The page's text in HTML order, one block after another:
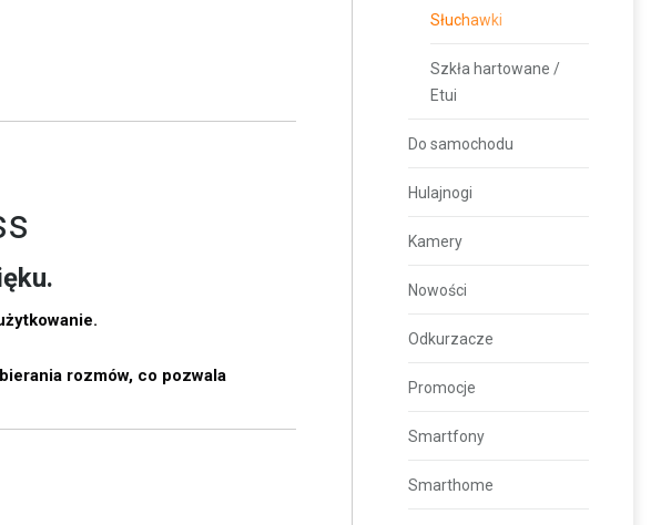
rozmów, co pozwala
Słuchawki
Szkła hartowane /
Etui
Do samochodu
Hulajnogi
Kamery
Nowości
Odkurzacze
Promocje
Smartfony
Smarthome